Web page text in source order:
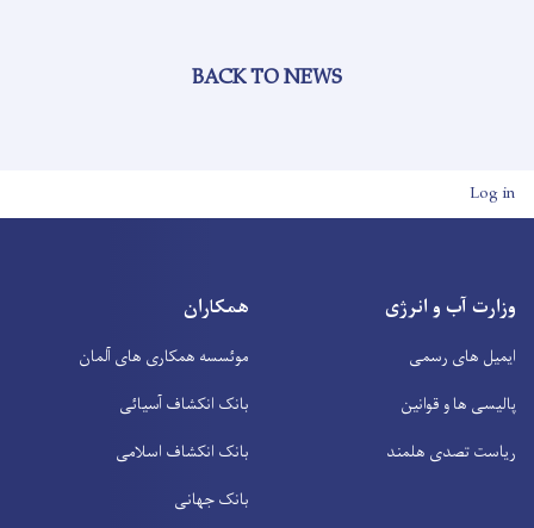
BACK TO NEWS
User account menu
Log in
وزارت آب و انرژی
ایمیل های رسمی
پالیسی ها و قوانین
ریاست تصدی هلمند
همکاران
موئسسه همکاری های آلمان
بانک انکشاف آسیائی
بانک انکشاف اسلامی
بانک جهانی